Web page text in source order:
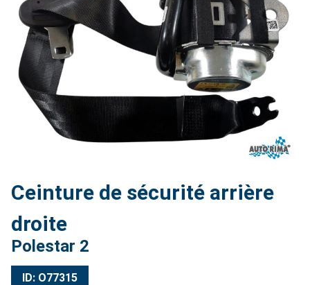
Ceinture de sécurité arrière
droite
Polestar 2
ID: O77315